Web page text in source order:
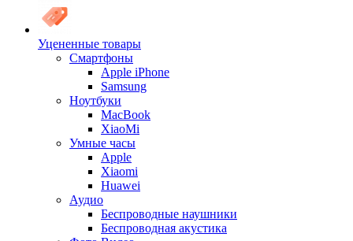
Уцененные товары
Cмартфоны
Apple iPhone
Samsung
Ноутбуки
MacBook
XiaoMi
Умные часы
Apple
Xiaomi
Huawei
Аудио
Беспроводные наушники
Беспроводная акустика